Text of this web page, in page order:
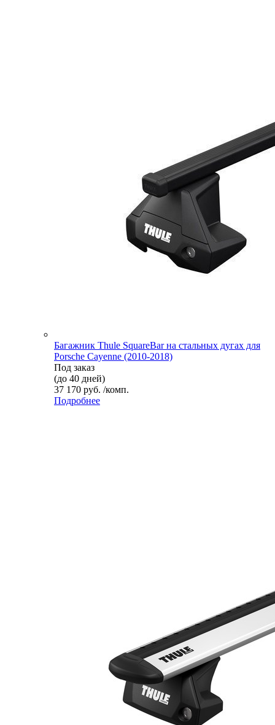
Багажник Thule SquareBar на стальных дугах для
Porsche Cayenne (2010-2018)
Под заказ
(до 40 дней)
37 170 руб. /комп.
Подробнее